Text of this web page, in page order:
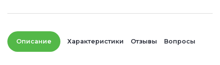
Описание Характеристики Отзывы Вопросы